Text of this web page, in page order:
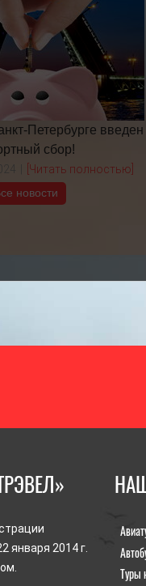
Петербурге введен
сбор!
[Читать полностью]
новости
января 2014 г.
Туры